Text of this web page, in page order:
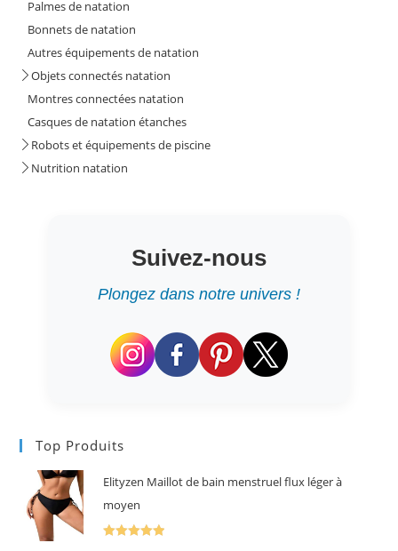
Palmes de natation
Bonnets de natation
Autres équipements de natation
Objets connectés natation
Montres connectées natation
Casques de natation étanches
Robots et équipements de piscine
Nutrition natation
Suivez-nous
Plongez dans notre univers !
Top Produits
Elityzen Maillot de bain menstruel flux léger à
moyen